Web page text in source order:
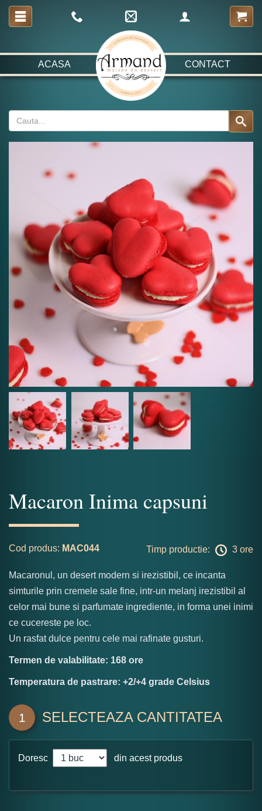
ACASA CONTACT
Macaron Inima capsuni
Cod produs: MAC044 Timp productie: 3 ore
Macaronul, un desert modern si irezistibil, ce incanta
simturile prin cremele sale fine, intr-un melanj irezistibil al
celor mai bune si parfumate ingrediente, in forma unei inimi
ce cucereste pe loc.
Un rasfat dulce pentru cele mai rafinate gusturi.
Termen de valabilitate: 168 ore
Temperatura de pastrare: +2/+4 grade Celsius
1 SELECTEAZA CANTITATEA
Doresc din acest produs